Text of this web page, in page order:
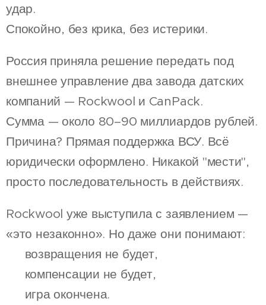
удар.
Спокойно, без крика, без истерики.
Россия приняла решение передать под
внешнее управление два завода датских
компаний — Rockwool и CanPack.
Сумма — около 80–90 миллиардов рублей.
Причина? Прямая поддержка ВСУ. Всё
юридически оформлено. Никакой "мести",
просто последовательность в действиях.
Rockwool уже выступила с заявлением —
«это незаконно». Но даже они понимают:
🔹 возвращения не будет,
🔹 компенсации не будет,
🔹 игра окончена.